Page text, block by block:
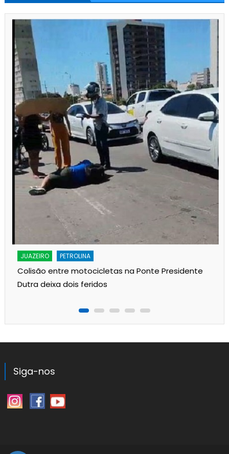
JUAZEIRO PETROLINA
Colisão entre motocicletas na Ponte Presidente
Dutra deixa dois feridos
Siga-nos